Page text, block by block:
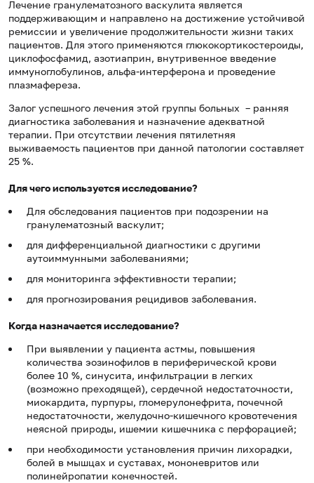
Лечение гранулематозного васкулита является
поддерживающим и направлено на достижение устойчивой
ремиссии и увеличение продолжительности жизни таких
пациентов. Для этого применяются глюкокортикостероиды,
циклофосфамид, азотиаприн, внутривенное введение
иммуноглобулинов, альфа-интерферона и проведение
плазмафереза.
Залог успешного лечения этой группы больных – ранняя
диагностика заболевания и назначение адекватной
терапии. При отсутствии лечения пятилетняя
выживаемость пациентов при данной патологии составляет
25 %.
Для чего используется исследование?
Для обследования пациентов при подозрении на
гранулематозный васкулит;
для дифференциальной диагностики с другими
аутоиммунными заболеваниями;
для мониторинга эффективности терапии;
для прогнозирования рецидивов заболевания.
Когда назначается исследование?
При выявлении у пациента астмы, повышения
количества эозинофилов в периферической крови
более 10 %, синусита, инфильтрации в легких
(возможно преходящей), сердечной недостаточности,
миокардита, пурпуры, гломерулонефрита, почечной
недостаточности, желудочно-кишечного кровотечения
неясной природы, ишемии кишечника с перфорацией;
при необходимости установления причин лихорадки,
болей в мышцах и суставах, мононевритов или
полинейропатии конечностей.